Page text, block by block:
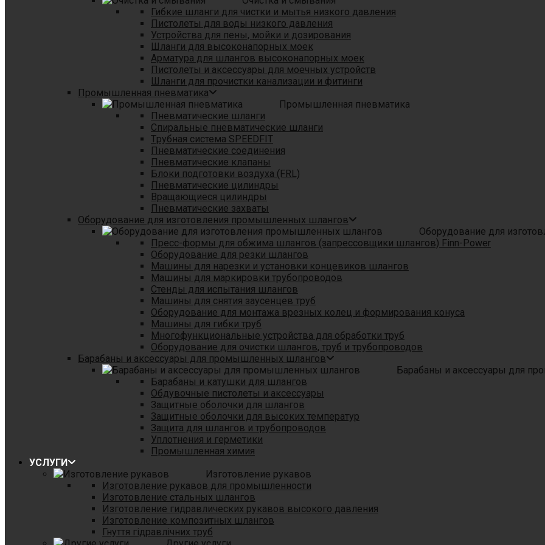
Гибкие шланги для чистки и мытья низкого давления
Пистолеты для воды низкого давления
Устройства для пены, мойки и дозирования
Шланги для высоконапорных моек
Арматура для шлангов высоконапорных моек
Пистолеты и аксессуары для моечных устройств
Шланги для прочистки канализации и фитинги
Промышленная пневматика
Промышленная пневматика
Пневматические шланги
Спиральные пневматические шланги
Tрубная система SPEEDFIT
Пневматические соединения
Пневматические клапаны
Блоки подготовки воздуха (FRL)
Пневматические цилиндры
Вращающиеся цилиндры
Пневматические захваты
Оборудование для изготовления промышленных шлангов
Оборудование для
Пресс-формы для обжима шлангов (запрессовщики шлангов) Finn-Power
Оборудование для резки шлангов
Машины для нарезки и установки концевиков шлангов
Машины для маркировки трубопроводов
Стенды для испытания шлангов
Машины для снятия заусенцев труб
Оборудование для монтажа врезных колец и формирования конуса
Машины для гибки труб
Многофункциональные устройства для обработки труб
Оборудование для очистки шлангов, труб и трубопроводов
Барабаны и аксессуары для промышленных шлангов
Барабаны и аксессуары для
Барабаны и катушки для шлангов
Обдувочные пистолеты и аксессуары
Защитные оболочки для шлангов
Защитные оболочки для высоких температур
Защита для шлангов и трубопроводов
Уплотнения и герметики
Промышленная химия
УСЛУГИ
Изготовление рукавов
Изготовление рукавов для промышленности
Изготовление стальных шлангов
Изготовление гидравлических рукавов высокого давления
Изготовление композитных шлангов
Гнуття гідравлічних труб